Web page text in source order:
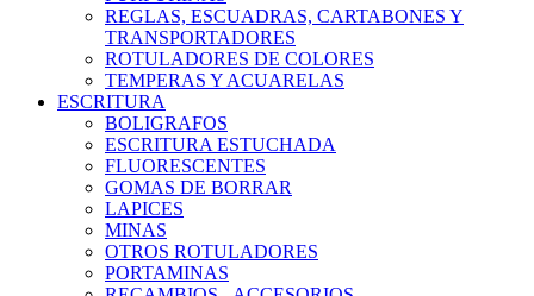
REGLAS, ESCUADRAS, CARTABONES Y
TRANSPORTADORES
ROTULADORES DE COLORES
TEMPERAS Y ACUARELAS
ESCRITURA
BOLIGRAFOS
ESCRITURA ESTUCHADA
FLUORESCENTES
GOMAS DE BORRAR
LAPICES
MINAS
OTROS ROTULADORES
PORTAMINAS